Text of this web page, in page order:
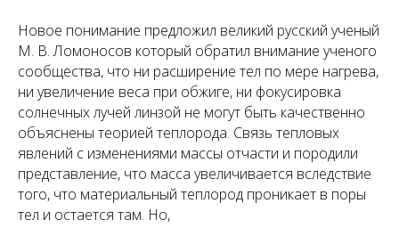
Новое понимание предложил великий русский ученый
М. В. Ломоносов который обратил внимание ученого
сообщества, что ни расширение тел по мере нагрева,
ни увеличение веса при обжиге, ни фокусировка
солнечных лучей линзой не могут быть качественно
объяснены теорией теплорода. Связь тепловых
явлений с изменениями массы отчасти и породили
представление, что масса увеличивается вследствие
того, что материальный теплород проникает в поры
тел и остается там. Но,